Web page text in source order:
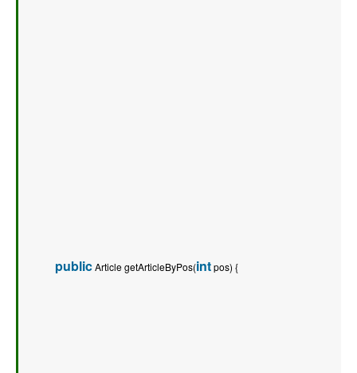
public Article getArticleByPos(int pos) {